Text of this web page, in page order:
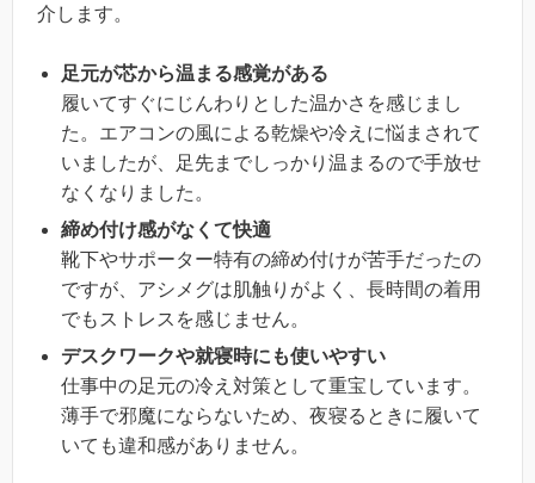
介します。
足元が芯から温まる感覚がある
履いてすぐにじんわりとした温かさを感じまし
た。エアコンの風による乾燥や冷えに悩まされて
いましたが、足先までしっかり温まるので手放せ
なくなりました。
締め付け感がなくて快適
靴下やサポーター特有の締め付けが苦手だったの
ですが、アシメグは肌触りがよく、長時間の着用
でもストレスを感じません。
デスクワークや就寝時にも使いやすい
仕事中の足元の冷え対策として重宝しています。
薄手で邪魔にならないため、夜寝るときに履いて
いても違和感がありません。